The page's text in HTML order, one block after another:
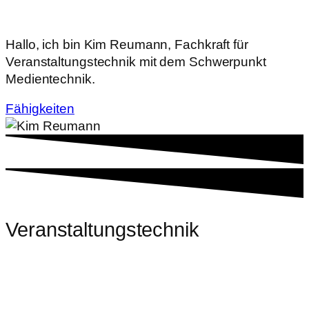
Hallo, ich bin Kim Reumann, Fachkraft für
Veranstaltungstechnik mit dem Schwerpunkt
Medientechnik.
Fähigkeiten
Veranstaltungstechnik